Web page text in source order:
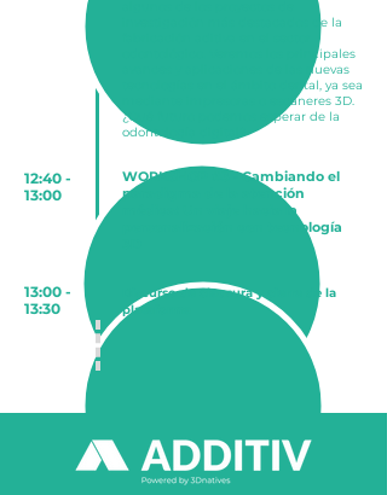
12:40 -
13:00
13:00 -
13:30
investigación más destacados de la
odontológico. Veremos los principales
avances y aplicaciones de las nuevas
tecnologías en el ámbito dental, ya sea
mediante impresoras o escáneres 3D.
¿Qué futuro podemos esperar de la
odontología digital
?
WORKSHOP #3 - Cambiando el
paradigma de la atención
médica: Un viaje hacia la
personalización con tecnología
Discurso de clausura y cierre de la
plataforma